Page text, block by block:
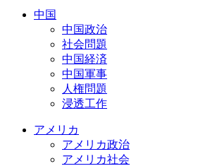
中国
中国政治
社会問題
中国経済
中国軍事
人権問題
浸透工作
アメリカ
アメリカ政治
アメリカ社会